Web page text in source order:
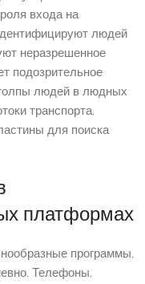
входа на
людей
неразрешенное
подозрительное
людей в людных
транспорта,
для поиска
платформах
программы,
Телефоны,